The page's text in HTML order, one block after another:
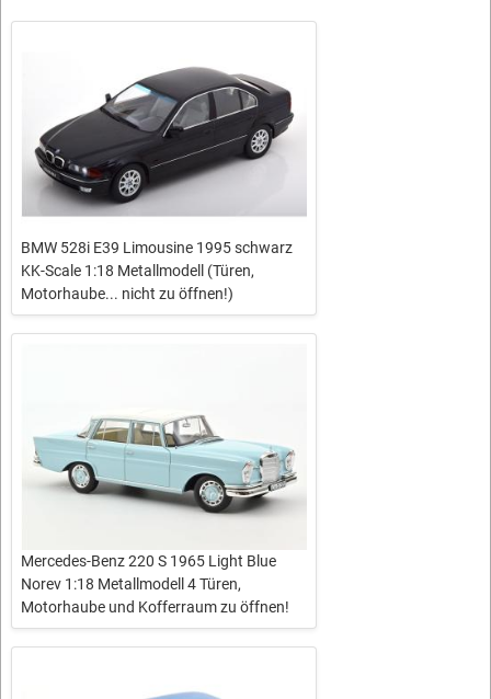
BMW 528i E39 Limousine 1995 schwarz
KK-Scale 1:18 Metallmodell (Türen,
Motorhaube... nicht zu öffnen!)
Mercedes-Benz 220 S 1965 Light Blue
Norev 1:18 Metallmodell 4 Türen,
Motorhaube und Kofferraum zu öffnen!